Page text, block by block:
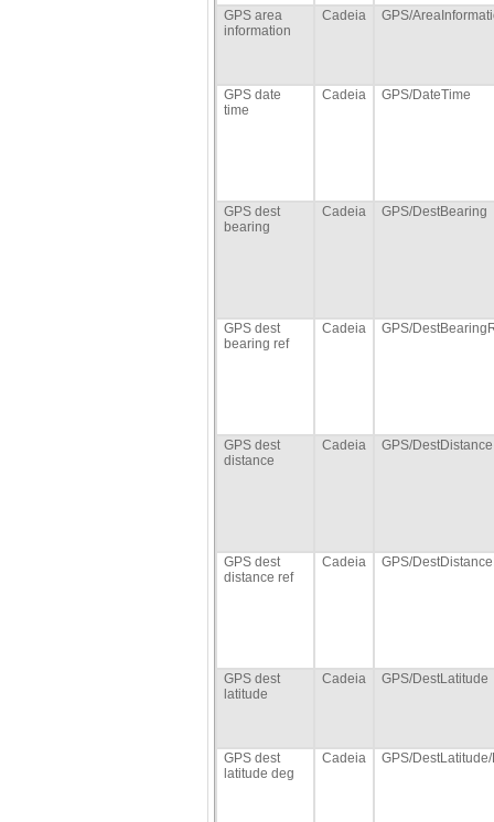
GPS area
information
Cadeia GPS/
GPS date
time
Cadeia GPS/DateTime
GPS dest
bearing
Cadeia GPS/DestBearing
GPS dest
bearing ref
Cadeia GPS/
GPS dest
distance
Cadeia GPS/DestDistance
GPS dest
distance ref
Cadeia GPS/
GPS dest
latitude
Cadeia GPS/DestLatitude
GPS dest
latitude deg
Cadeia GPS/